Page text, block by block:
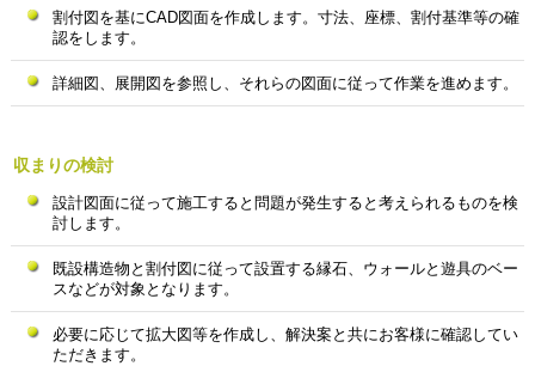
割付図を基にCAD図面を作成します。寸法、座標、割付基準等の確
認をします。
詳細図、展開図を参照し、それらの図面に従って作業を進めます。
収まりの検討
設計図面に従って施工すると問題が発生すると考えられるものを検
討します。
既設構造物と割付図に従って設置する縁石、ウォールと遊具のベー
スなどが対象となります。
必要に応じて拡大図等を作成し、解決案と共にお客様に確認してい
ただきます。